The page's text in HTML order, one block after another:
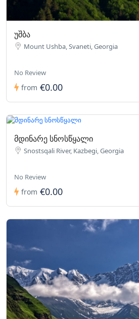
უშბა
Mount Ushba, Svaneti, Georgia
No Review
from €0.00
მდინარე სნოსწყალი
Snostsqali River, Kazbegi, Georgia
No Review
from €0.00